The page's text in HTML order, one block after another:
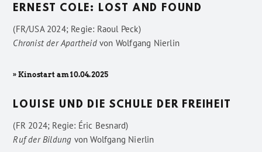
ERNEST COLE: LOST AND FOUND
(FR/USA 2024; Regie: Raoul Peck)
Chronist der Apartheidvon Wolfgang Nierlin
» Kinostart am 10.04.2025
LOUISE UND DIE SCHULE DER FREIHEIT
(FR 2024; Regie: Éric Besnard)
Ruf der Bildung vonWolfgang Nierlin